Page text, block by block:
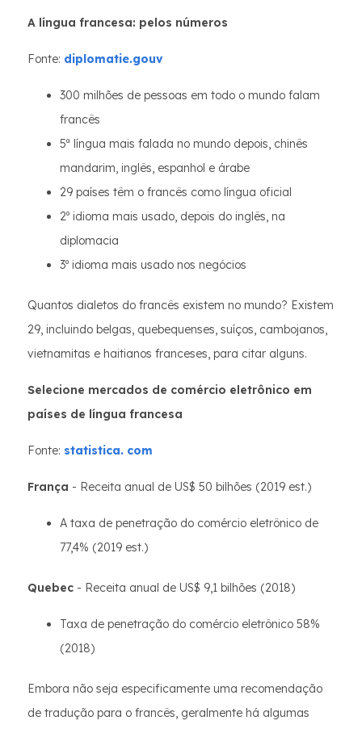
A língua francesa: pelos números
Fonte: diplomatie.gouv
300 milhões de pessoas em todo o mundo falam
francês
5ª língua mais falada no mundo depois, chinês
mandarim, inglês, espanhol e árabe
29 países têm o francês como língua oficial
2º idioma mais usado, depois do inglês, na
diplomacia
3º idioma mais usado nos negócios
Quantos dialetos do francês existem no mundo? Existem
29, incluindo belgas, quebequenses, suíços, cambojanos,
vietnamitas e haitianos franceses, para citar alguns.
Selecione mercados de comércio eletrônico em
países de língua francesa
Fonte: statistica. com
França - Receita anual de US$ 50 bilhões (2019 est.)
A taxa de penetração do comércio eletrônico de
77,4% (2019 est.)
Quebec - Receita anual de US$ 9,1 bilhões (2018)
Taxa de penetração do comércio eletrônico 58%
(2018)
Embora não seja especificamente uma recomendação
de tradução para o francês, geralmente há algumas